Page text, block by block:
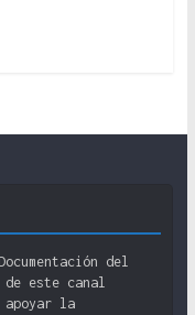
del
este canal
apoyar la